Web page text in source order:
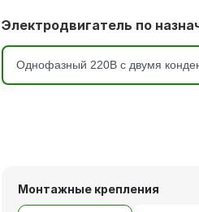
Электродвигатель по
Монтажные крепления